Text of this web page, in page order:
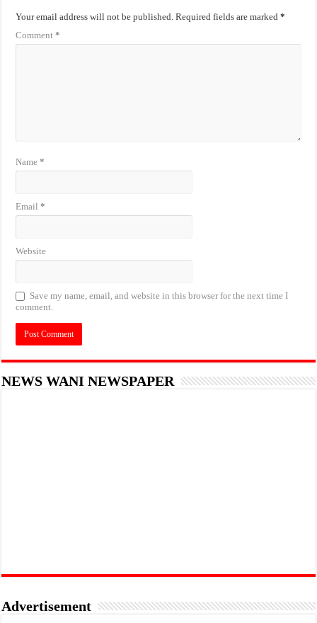
Your email address will not be published. Required fields are marked*
Comment*
Name*
Email*
Website
Save my name, email, and website in this browser for the next time I
comment.
NEWS WANI NEWSPAPER
Advertisement